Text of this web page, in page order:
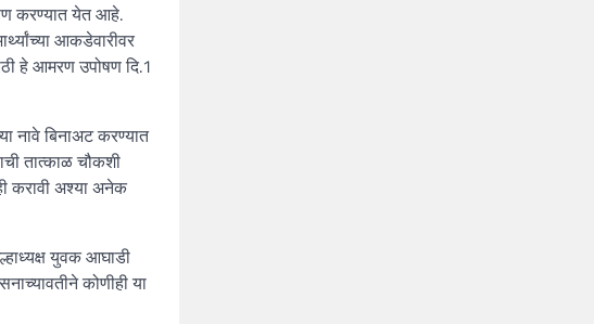
करण्यात येत आहे.
आकडेवारीवर
हे आमरण उपोषण दि.1
नावे बिनाअट करण्यात
तात्काळ चौकशी
करावी अश्या अनेक
युवक आघाडी
कोणीही या